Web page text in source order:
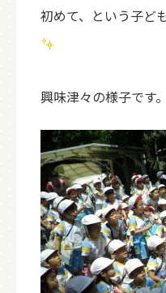
初めて、という子ど
興味津々の様子です。